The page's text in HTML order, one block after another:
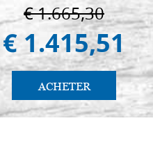
€ 1.665,30
€ 1.415,51
ACHETER